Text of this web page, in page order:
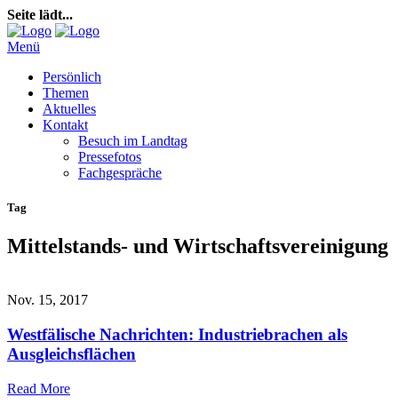
Seite lädt...
Menü
Persönlich
Themen
Aktuelles
Kontakt
Besuch im Landtag
Pressefotos
Fachgespräche
Tag
Mittelstands- und Wirtschaftsvereinigung
Nov. 15, 2017
Westfälische Nachrichten: Industriebrachen als
Ausgleichsflächen
Read More